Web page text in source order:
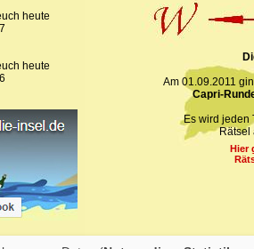
heute
heute
Am 01.09.2011
Capri-
Es wird jeden
Rätsel
Hier